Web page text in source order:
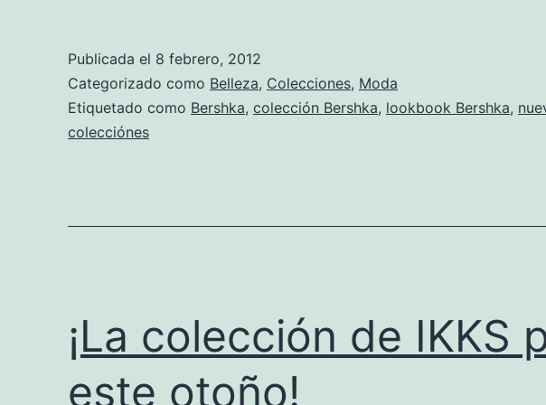
Publicada el 8 febrero, 2012
Categorizado como Belleza, Colecciones, Moda
Etiquetado como Bershka, colección Bershka, lookbook Bershka,
colecciónes
¡La colección de IKKS
este otoño!